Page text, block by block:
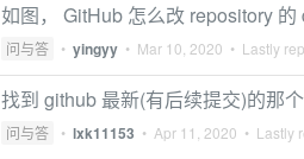
如图， GitHub 怎么改 repository 的
问与答 • yingyy • Mar 10, 2020 • Lastly
找到 github 最新(有后续提交)的那
问与答 • lxk11153 • Apr 11, 2020 • Lastly